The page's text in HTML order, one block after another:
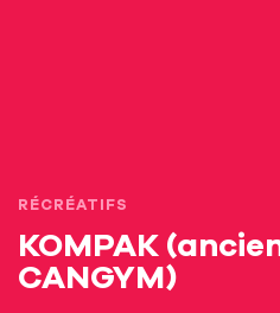
RÉCRÉATIFS
KOMPAK
CANGYM)